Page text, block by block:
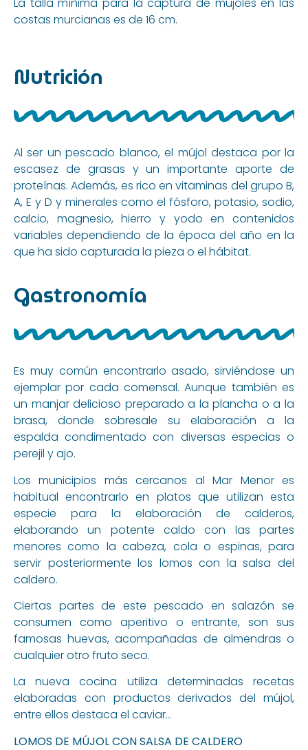
costas murcianas es de 16 cm.
Nutrición
Al ser un pescado blanco, el mújol destaca por la
escasez de grasas y un importante aporte de
proteínas. Además, es rico en vitaminas del grupo B,
A, E y D y minerales como el fósforo, potasio, sodio,
calcio, magnesio, hierro y yodo en contenidos
variables dependiendo de la época del año en la
que ha sido capturada la pieza o el hábitat.
Gastronomía
Es muy común encontrarlo asado, sirviéndose un
ejemplar por cada comensal. Aunque también es
un manjar delicioso preparado a la plancha o a la
brasa, donde sobresale su elaboración a la
espalda condimentado con diversas especias o
perejil y ajo.
Los municipios más cercanos al Mar Menor es
habitual encontrarlo en platos que utilizan esta
especie para la elaboración de calderos,
elaborando un potente caldo con las partes
menores como la cabeza, cola o espinas, para
servir posteriormente los lomos con la salsa del
caldero.
Ciertas partes de este pescado en salazón se
consumen como aperitivo o entrante, son sus
famosas huevas, acompañadas de almendras o
cualquier otro fruto seco.
La nueva cocina utiliza determinadas recetas
elaboradas con productos derivados del mújol,
entre ellos destaca el caviar…
LOMOS DE MÚJOL CON SALSA DE CALDERO